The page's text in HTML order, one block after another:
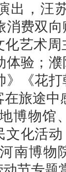
出，汪
消费双
艺术
体验；
》《花
旅途中
博物馆
化活
南博